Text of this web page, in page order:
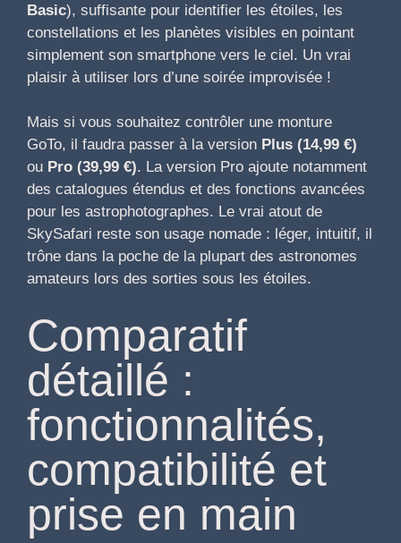
Basic), suffisante pour identifier les étoiles, les
constellations et les planètes visibles en pointant
simplement son smartphone vers le ciel. Un vrai
plaisir à utiliser lors d’une soirée improvisée !
Mais si vous souhaitez contrôler une monture
GoTo, il faudra passer à la version Plus (14,99 €)
ou Pro (39,99 €). La version Pro ajoute notamment
des catalogues étendus et des fonctions avancées
pour les astrophotographes. Le vrai atout de
SkySafari reste son usage nomade : léger, intuitif, il
trône dans la poche de la plupart des astronomes
amateurs lors des sorties sous les étoiles.
Comparatif
détaillé :
fonctionnalités,
compatibilité et
prise en main